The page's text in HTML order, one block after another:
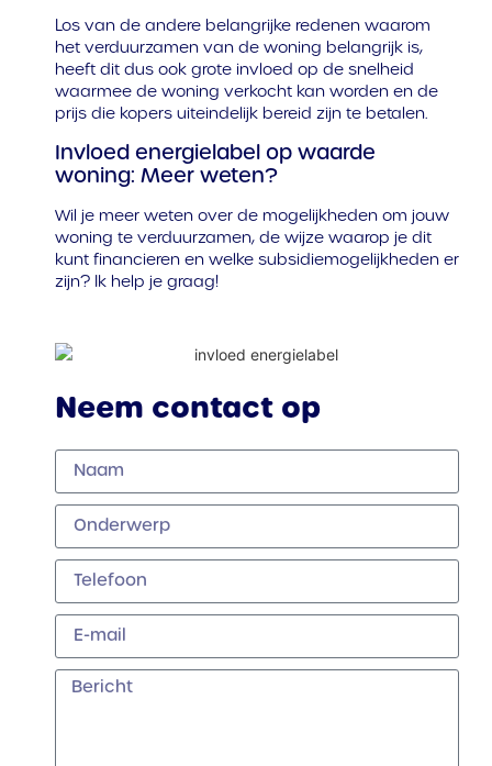
Los van de andere belangrijke redenen waarom
het verduurzamen van de woning belangrijk is,
heeft dit dus ook grote invloed op de snelheid
waarmee de woning verkocht kan worden en de
prijs die kopers uiteindelijk bereid zijn te betalen.
Invloed energielabel op waarde
woning: Meer weten?
Wil je meer weten over de mogelijkheden om jouw
woning te verduurzamen, de wijze waarop je dit
kunt financieren en welke subsidiemogelijkheden er
zijn? Ik help je graag!
Neem contact op